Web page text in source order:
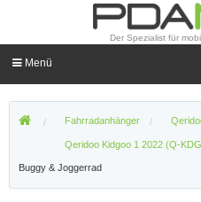
Der Spezialist für
Menü
Fahrradanhänger
Qeridoo Kidgoo 1 2022 (Q-
Buggy & Joggerrad